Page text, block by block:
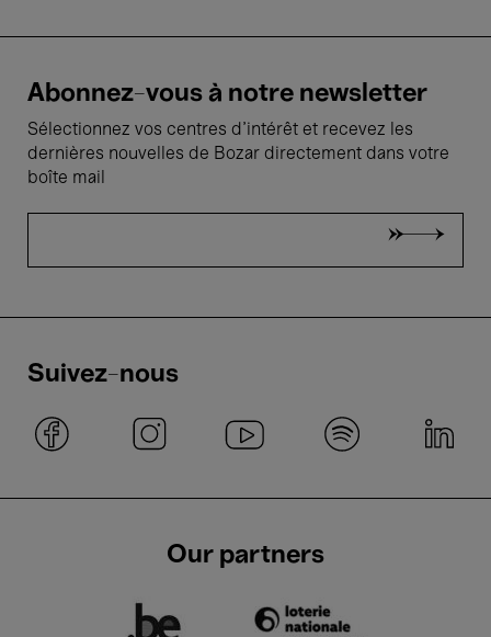
Abonnez-vous à notre newsletter
Sélectionnez vos centres d'intérêt et recevez les
dernières nouvelles de Bozar directement dans votre
boîte mail
Suivez-nous
Our partners